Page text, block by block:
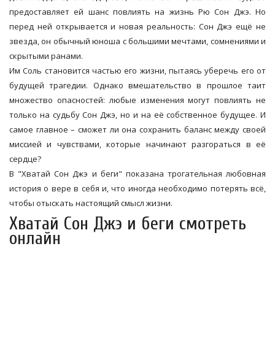
предоставляет ей шанс повлиять на жизнь Рю Сон Джэ. Но
перед ней открывается и новая реальность: Сон Джэ ещё не
звезда, он обычный юноша с большими мечтами, сомнениями и
скрытыми ранами.
Им Соль становится частью его жизни, пытаясь уберечь его от
будущей трагедии. Однако вмешательство в прошлое таит
множество опасностей: любые изменения могут повлиять не
только на судьбу Сон Джэ, но и на её собственное будущее. И
самое главное – сможет ли она сохранить баланс между своей
миссией и чувствами, которые начинают разгораться в её
сердце?
В "Хватай Сон Джэ и беги" показана трогательная любовная
история о вере в себя и, что иногда необходимо потерять всё,
чтобы отыскать настоящий смысл жизни.
Хватай Сон Джэ и беги смотреть
онлайн